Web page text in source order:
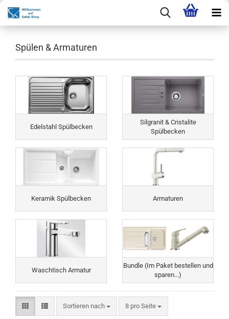
Spülen & Armaturen
Edelstahl Spülbecken
Silgranit & Cristalite
Spülbecken
Keramik Spülbecken Armaturen
Waschtisch Armatur
Bundle (Im Paket bestellen und
sparen...)
Sortieren nach
Sortieren nach 8 pro Seite
pro Seite